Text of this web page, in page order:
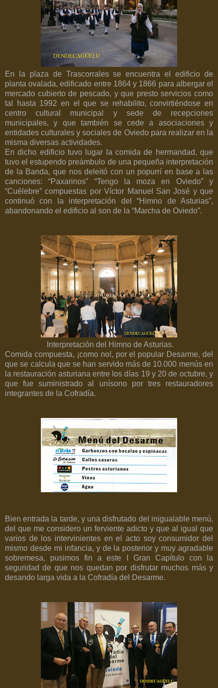
En la plaza de Trascorrales se encuentra el edificio de
planta ovalada, edificado entre 1864 y 1866 para albergar el
mercado cubierto de pescado, y que presto servicios como
tal hasta 1992 en el que se rehabilito, convirtiéndose en
centro cultural municipal y sede de recepciones
municipales, y que también se cede a asociaciones y
entidades culturales y sociales de Oviedo para realizar en la
misma diversas actividades.
En dicho edificio tuvo lugar la comida de hermandad, que
tuvo el estupendo preámbulo de una pequeña interpretación
de la Banda, que nos deleitó con un popurrí en base a las
canciones: “Paxarinos” “Tengo la moza en Oviedo” y
“Cuélebre” compuestas por Víctor Manuel San José y que
continuó con la interpretación del “Himno de Asturias”,
abandonando el edificio al son de la “Marcha de Oviedo”.
Interpretación del Himno de Asturias.
Comida compuesta, ¡como no!, por el popular Desarme, del
que se calcula que se han servido más de 10.000 menús en
la restauración asturiana entre los días 19 y 20 de octubre, y
que fue suministrado al unísono por tres restauradores
integrantes de la Cofradía.
Bien entrada la tarde, y una disfrutado del inigualable menú,
del que me considero un ferviente adicto y que al igual que
varios de los intervinientes en el acto soy consumidor del
mismo desde mi infancia, y de la posterior y muy agradable
sobremesa, pusimos fin a este I Gran Capítulo con la
seguridad de que nos quedan por disfrutar muchos más y
desando larga vida a la Cofradía del Desarme.